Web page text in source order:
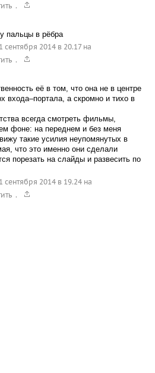
.
пальцы в рёбра
сентября 2014 в 20.17на
.
её в том, что она не в центре
входа–портала, а скромно и тихо в
всегда смотреть фильмы,
фоне: на переднем и без меня
такие усилия неупомянутых в
что это именно они сделали
порезать на слайды и развесить по
сентября 2014 в 19.24на
.